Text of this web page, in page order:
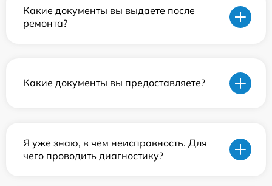
Какие документы вы выдаете после
ремонта?
Какие документы вы предоставляете?
Я уже знаю, в чем неисправность. Для
чего проводить диагностику?